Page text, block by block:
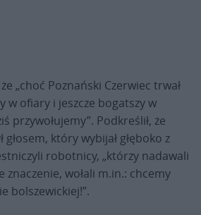
„choć Poznański Czerwiec trwał
w ofiary i jeszcze bogatszy w
przywołujemy”. Podkreślił, że
głosem, który wybijał głęboko z
robotnicy, „którzy nadawali
znaczenie, wołali m.in.: chcemy
bolszewickiej!”.